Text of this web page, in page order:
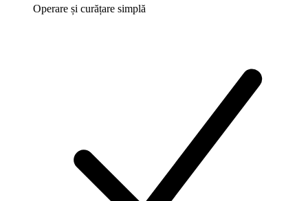
Operare și curățare simplă